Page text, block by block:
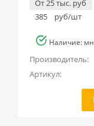
От 25 тыс. руб
385
руб/шт
Наличие:
Производитель:
Артикул: